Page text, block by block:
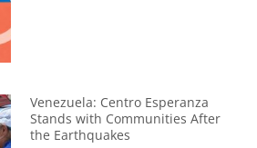
Venezuela: Centro Esperanza
Stands with Communities After
the Earthquakes